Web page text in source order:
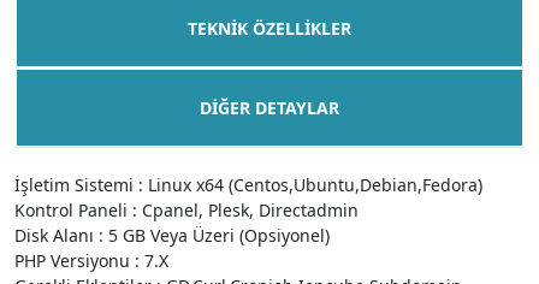
TEKNIK ÖZELLIKLER
DIĞER DETAYLAR
İşletim Sistemi : Linux x64 (Centos,Ubuntu,Debian,Fedora)
Kontrol Paneli : Cpanel, Plesk, Directadmin
Disk Alanı : 5 GB Veya Üzeri (Opsiyonel)
PHP Versiyonu : 7.X